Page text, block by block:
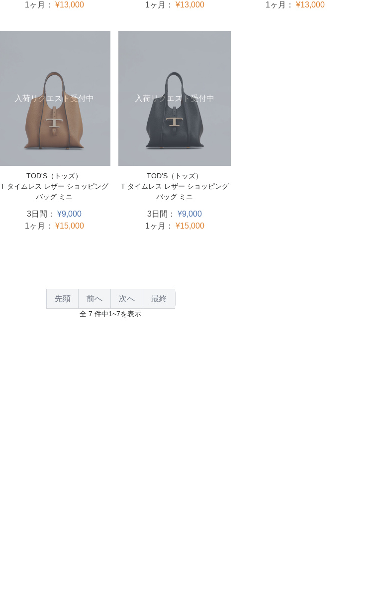
1ヶ月： ¥13,000
1ヶ月： ¥13,000
1ヶ月： ¥13,000
入荷リクエスト受付中
TOD'S（トッズ）
T タイムレス レザー ショッピング
バッグ ミニ
3日間： ¥9,000
1ヶ月： ¥15,000
入荷リクエスト受付中
TOD'S（トッズ）
T タイムレス レザー ショッピング
バッグ ミニ
3日間： ¥9,000
1ヶ月： ¥15,000
先頭 前へ 次へ 最終
全 7 件中1~7を表示